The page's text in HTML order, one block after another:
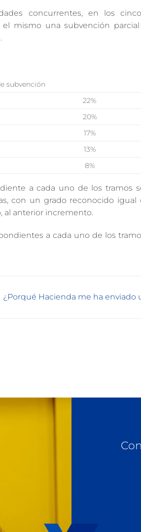
concurrentes, en los
mismo una subvención
subvención
22%
20%
17%
13%
8%
a cada uno de los tramos
con un grado reconocido igual
al anterior incremento.
a cada uno de los
¿Porqué Hacienda me ha enviado